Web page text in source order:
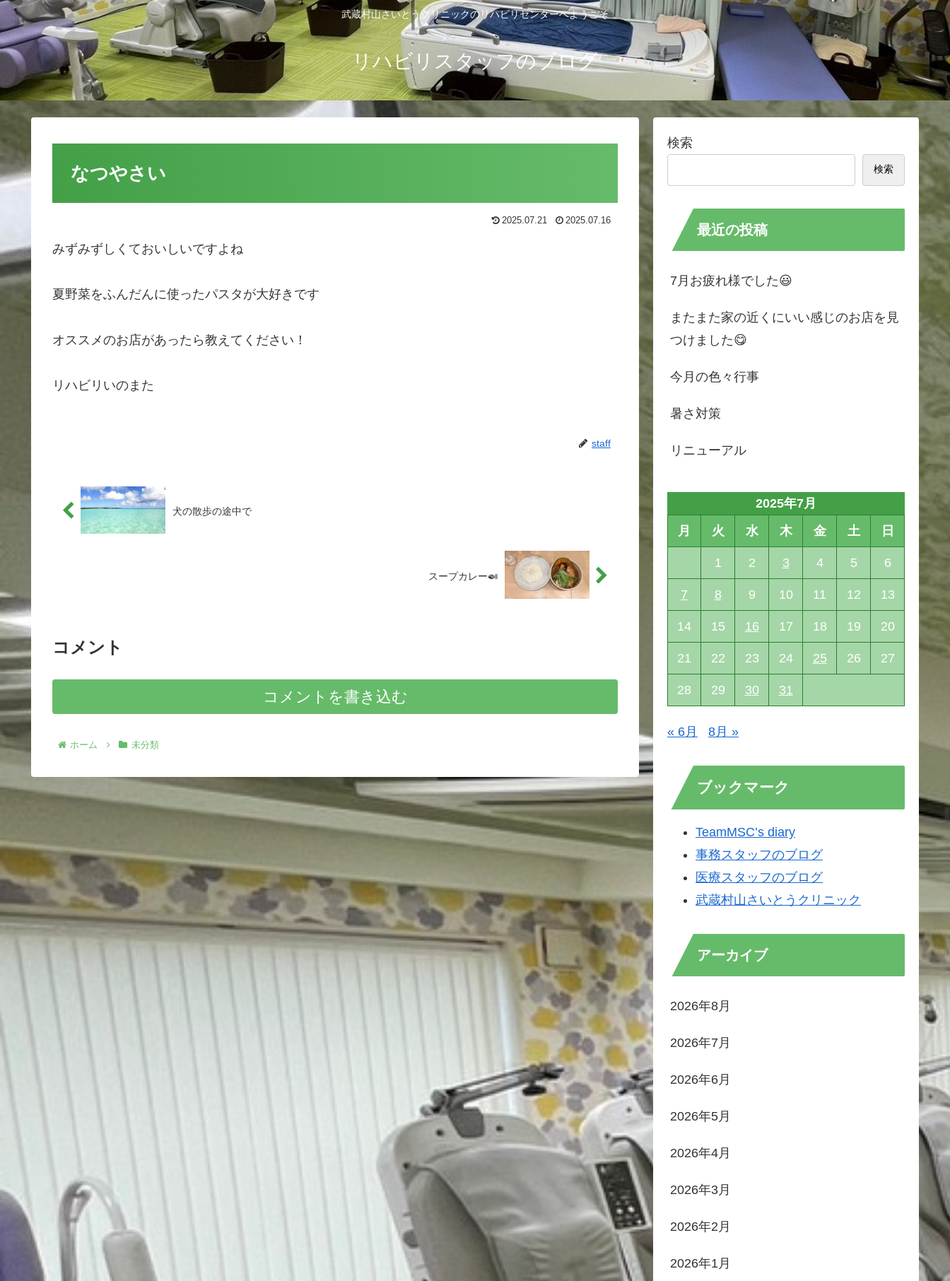
武蔵村山さいとうクリニックのリハビリセンターへようこそ
リハビリスタッフのブログ
なつやさい
2025.07.21 2025.07.16
みずみずしくておいしいですよね
夏野菜をふんだんに使ったパスタが大好きです
オススメのお店があったら教えてください！
リハビリいのまた
staff
犬の散歩の途中で
スープカレー🍛
コメント
コメントを書き込む
ホーム 未分類
検索
検索
最近の投稿
7月お疲れ様でした😃
またまた家の近くにいい感じのお店を見
つけました😋
今月の色々行事
暑さ対策
リニューアル
2025年7月
月
火 水 木 金 土 日
1 2 3 4 5 6
7 8 9 10 11 12 13
14 15 16 17 18 19 20
21 22 23 24 25 26 27
28 29 30 31
« 6月 8月 »
ブックマーク
TeamMSC’s diary
事務スタッフのブログ
医療スタッフのブログ
武蔵村山さいとうクリニック
アーカイブ
2026年8月
2026年7月
2026年6月
2026年5月
2026年4月
2026年3月
2026年2月
2026年1月